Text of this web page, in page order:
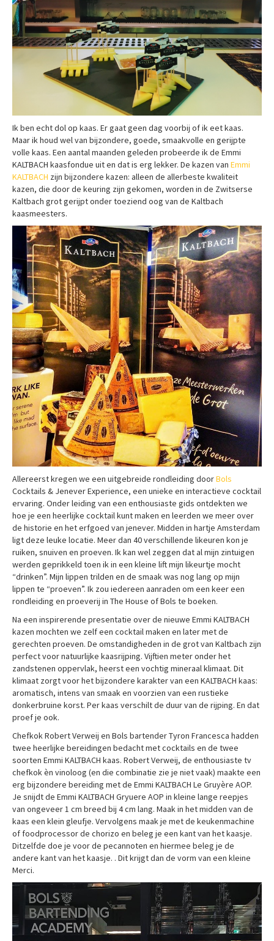
Ik ben echt dol op kaas. Er gaat geen dag voorbij of ik eet kaas.
Maar ik houd wel van bijzondere, goede, smaakvolle en gerijpte
volle kaas. Een aantal maanden geleden probeerde ik de Emmi
KALTBACH kaasfondue uit en dat is erg lekker. De kazen van Emmi
KALTBACH zijn bijzondere kazen: alleen de allerbeste kwaliteit
kazen, die door de keuring zijn gekomen, worden in de Zwitserse
Kaltbach grot gerijpt onder toeziend oog van de Kaltbach
kaasmeesters.
Allereerst kregen we een uitgebreide rondleiding doorBols
Cocktails & Jenever Experience, een unieke en interactieve cocktail
ervaring. Onder leiding van een enthousiaste gids ontdekten we
hoe je een heerlijke cocktail kunt maken en leerden we meer over
de historie en het erfgoed van jenever. Midden in hartje Amsterdam
ligt deze leuke locatie. Meer dan 40 verschillende likeuren kon je
ruiken, snuiven en proeven. Ik kan wel zeggen dat al mijn zintuigen
werden geprikkeld toen ik in een kleine lift mijn likeurtje mocht
“drinken”. Mijn lippen trilden en de smaak was nog lang op mijn
lippen te “proeven”. Ik zou iedereen aanraden om een keer een
rondleiding en proeverij in The House of Bols te boeken.
Na een inspirerende presentatie over de nieuwe Emmi KALTBACH
kazen mochten we zelf een cocktail maken en later met de
gerechten proeven. De omstandigheden in de grot van Kaltbach zijn
perfect voor natuurlijke kaasrijping. Vijftien meter onder het
zandstenen oppervlak, heerst een vochtig mineraal klimaat. Dit
klimaat zorgt voor het bijzondere karakter van een KALTBACH kaas:
aromatisch, intens van smaak en voorzien van een rustieke
donkerbruine korst. Per kaas verschilt de duur van de rijping. En dat
proef je ook.
Chefkok Robert Verweij en Bols bartender Tyron Francesca hadden
twee heerlijke bereidingen bedacht met cocktails en de twee
soorten Emmi KALTBACH kaas. Robert Verweij, de enthousiaste tv
chefkok èn vinoloog (en die combinatie zie je niet vaak) maakte een
erg bijzondere bereiding met de Emmi KALTBACH Le Gruyère AOP.
Je snijdt de Emmi KALTBACH Gryuere AOP in kleine lange reepjes
van ongeveer 1 cm breed bij 4 cm lang. Maak in het midden van de
kaas een klein gleufje. Vervolgens maak je met de keukenmachine
of foodprocessor de chorizo en beleg je een kant van het kaasje.
Ditzelfde doe je voor de pecannoten en hiermee beleg je de
andere kant van het kaasje. . Dit krijgt dan de vorm van een kleine
Merci.